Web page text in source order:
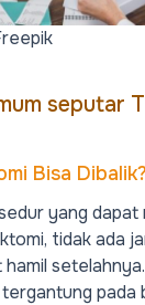
seputar
Bisa Dibalik?
yang dapat
tidak ada
pada